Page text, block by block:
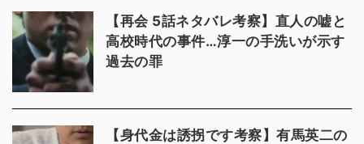
【再会 5話ネタバレ考察】直人の嘘と
高校時代の事件…淳一の手洗いが示す
過去の罪
【身代金は誘拐です考察】有馬英二の